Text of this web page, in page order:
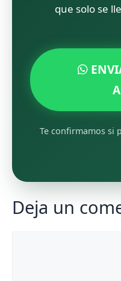
que solo se
Te confirmamos si
Deja un